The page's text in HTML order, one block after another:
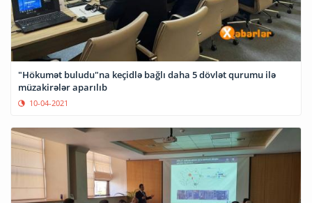
"Hökumət buludu"na keçidlə bağlı daha 5 dövlət qurumu ilə
müzakirələr aparılıb
10-04-2021